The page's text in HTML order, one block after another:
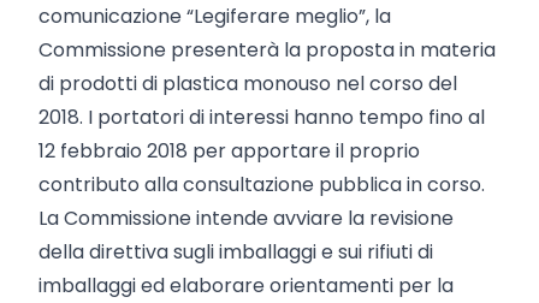
comunicazione “Legiferare meglio”, la
Commissione presenterà la proposta in materia
di prodotti di plastica monouso nel corso del
2018. I portatori di interessi hanno tempo fino al
12 febbraio 2018 per apportare il proprio
contributo alla consultazione pubblica in corso.
La Commissione intende avviare la revisione
della direttiva sugli imballaggi e sui rifiuti di
imballaggi ed elaborare orientamenti per la